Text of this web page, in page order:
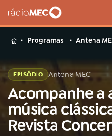
MENU
Buscar
na
Rádio
MEC
Programas Antena
EPISÓDIO Antena MEC
Acompanhe a
música
Revista